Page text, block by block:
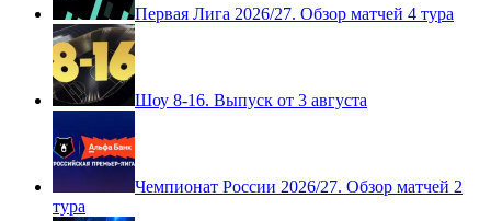
Первая Лига 2026/27. Обзор матчей 4 тура
Шоу 8-16. Выпуск от 3 августа
Чемпионат России 2026/27. Обзор матчей 2
тура